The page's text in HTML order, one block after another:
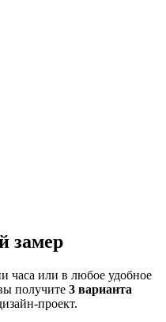
замер
часа или в любое удобное
получите 3 варианта
проект.